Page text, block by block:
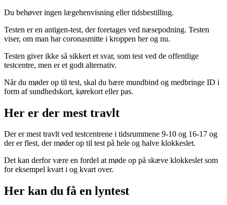
Du behøver ingen lægehenvisning eller tidsbestilling.
Testen er en antigen-test, der foretages ved næsepodning. Testen
viser, om man har coronasmitte i kroppen her og nu.
Testen giver ikke så sikkert et svar, som test ved de offentlige
testcentre, men er et godt alternativ.
Når du møder op til test, skal du bære mundbind og medbringe ID i
form af sundhedskort, kørekort eller pas.
Her er der mest travlt
Der er mest travlt ved testcentrene i tidsrummene 9-10 og 16-17 og
der er flest, der møder op til test på hele og halve klokkeslet.
Det kan derfor være en fordel at møde op på skæve klokkeslet som
for eksempel kvart i og kvart over.
Her kan du få en lyntest